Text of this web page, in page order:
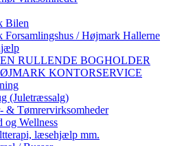
Bilen
Forsamlingshus / Højmark Hallerne
RULLENDE BOGHOLDER
KONTORSERVICE
(Juletræssalg)
& Tømrervirksomheder
og Wellness
læsehjælp mm.